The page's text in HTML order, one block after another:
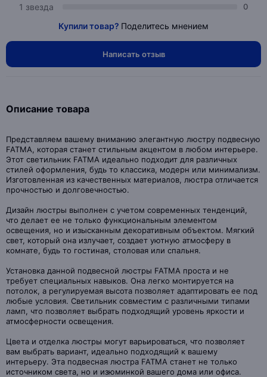
1 звезда 0
Купили товар? Поделитесь мнением
Написать отзыв
Описание товара
Представляем вашему вниманию элегантную люстру подвесную
FATMA, которая станет стильным акцентом в любом интерьере.
Этот светильник FATMA идеально подходит для различных
стилей оформления, будь то классика, модерн или минимализм.
Изготовленная из качественных материалов, люстра отличается
прочностью и долговечностью.
Дизайн люстры выполнен с учетом современных тенденций,
что делает ее не только функциональным элементом
освещения, но и изысканным декоративным объектом. Мягкий
свет, который она излучает, создает уютную атмосферу в
комнате, будь то гостиная, столовая или спальня.
Установка данной подвесной люстры FATMA проста и не
требует специальных навыков. Она легко монтируется на
потолок, а регулируемая высота позволяет адаптировать ее под
любые условия. Светильник совместим с различными типами
ламп, что позволяет выбрать подходящий уровень яркости и
атмосферности освещения.
Цвета и отделка люстры могут варьироваться, что позволяет
вам выбрать вариант, идеально подходящий к вашему
интерьеру. Эта подвесная люстра FATMA станет не только
источником света, но и изюминкой вашего дома или офиса.